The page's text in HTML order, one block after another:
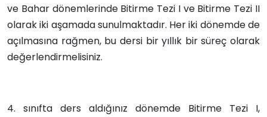
ve Bahar dönemlerinde Bitirme Tezi I ve Bitirme Tezi II
olarak iki aşamada sunulmaktadır. Her iki dönemde de
açılmasına rağmen, bu dersi bir yıllık bir süreç olarak
değerlendirmelisiniz.
4. sınıfta ders aldığınız dönemde Bitirme Tezi I,